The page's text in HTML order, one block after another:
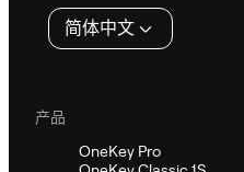
简体中文
产品
OneKey Pro